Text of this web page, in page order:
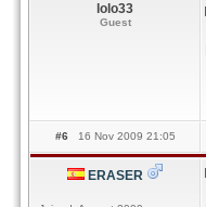
lolo33
Guest
#6 16 Nov 2009 21:05
ERASER